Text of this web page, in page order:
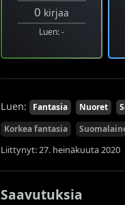
0 kirjaa
Luen: -
Luen: Fantasia Nuoret
Korkea fantasia
Liittynyt: 27. heinäkuuta 2020
Saavutuksia